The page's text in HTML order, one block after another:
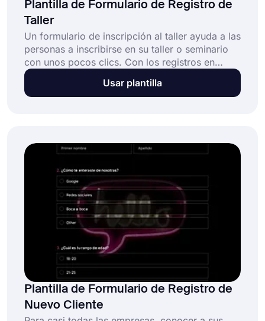
Plantilla de Formulario de Registro de
Taller
Un formulario de inscripción al taller ayuda a las
personas a inscribirse en su taller o seminario
con unos pocos clics. Con los registros en
línea, llegará a más personas y facilitará el
proceso de registro del taller para su audiencia.
Usar plantilla
Plantilla de Formulario de Registro de
Nuevo Cliente